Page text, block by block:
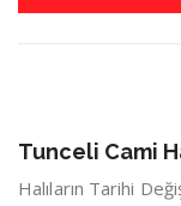
Tunceli Cami
Halıların Tarihi